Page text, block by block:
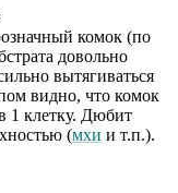
комок (по
довольно
вытягиваться
видно, что комок
1 клетку. Дюбит
(мхи и т.п.).